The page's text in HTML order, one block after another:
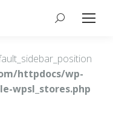
Buscar:
httpdocs/wp-
wpsl_stores.php